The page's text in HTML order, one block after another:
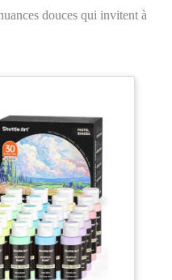
douces qui invitent à